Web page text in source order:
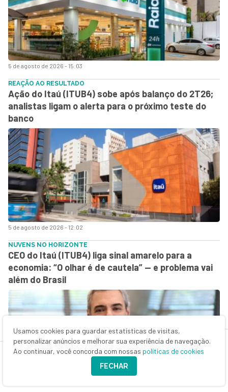
5 de agosto de 2026 - 15:03
5 de agosto de 2026 - 12:02
REAÇÃO AO RESULTADO
Ação do Itaú (ITUB4) sobe após balanço do 2T26;
analistas ligam o alerta para o próximo teste do
banco
NUVENS NO HORIZONTE
CEO do Itaú (ITUB4) liga sinal amarelo para a
economia: “O olhar é de cautela” — e problema vai
além do Brasil
Usamos cookies para guardar estatísticas de visitas,
personalizar anúncios e melhorar sua experiência de navegação.
Ao continuar, você concorda com nossas políticas de cookies
FECHAR